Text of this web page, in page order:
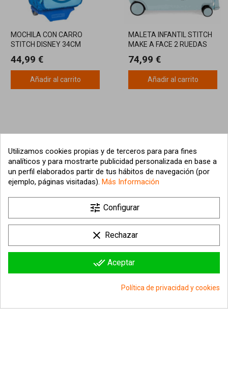
MOCHILA CON CARRO
STITCH DISNEY 34CM
44,99 €
Añadir al carrito
MALETA INFANTIL STITCH
MAKE A FACE 2 RUEDAS
74,99 €
Añadir al carrito
Información sobre la tienda 
Utilizamos cookies propias y de terceros para para fines
analíticos y para mostrarte publicidad personalizada en base a
un perfil elaborados partir de tus hábitos de navegación (por
ejemplo, páginas visitadas). Más Información
tune Configurar
clear Rechazar
done_all Aceptar
Política de privacidad y cookies